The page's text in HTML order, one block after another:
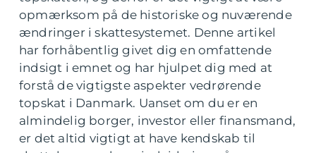
opmærksom på de historiske og nuværende
ændringer i skattesystemet. Denne artikel
har forhåbentlig givet dig en omfattende
indsigt i emnet og har hjulpet dig med at
forstå de vigtigste aspekter vedrørende
topskat i Danmark. Uanset om du er en
almindelig borger, investor eller finansmand,
er det altid vigtigt at have kendskab til